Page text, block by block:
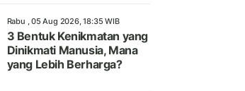
Rabu , 05 Aug 2026, 18:35 WIB
3 Bentuk Kenikmatan yang
Dinikmati Manusia, Mana
yang Lebih Berharga?